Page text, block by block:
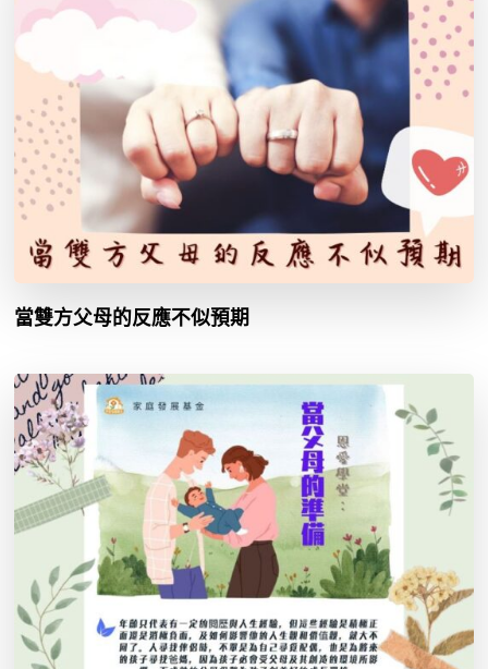
當雙方父母的反應不似預期